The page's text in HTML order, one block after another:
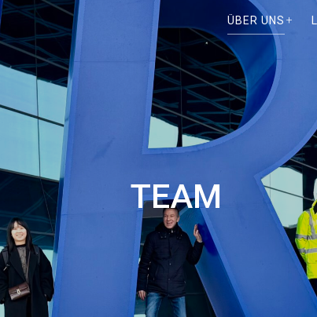
ÜBER UNS
TEAM